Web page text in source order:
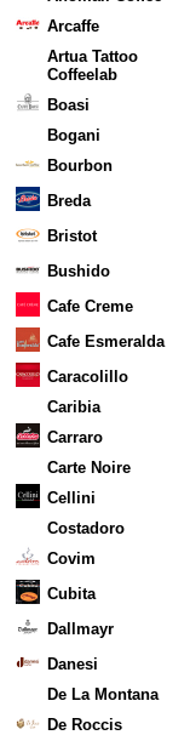
Arcaffe
Artua Tattoo
Coffeelab
Boasi
Bogani
Bourbon
Breda
Bristot
Bushido
Cafe Creme
Cafe Esmeralda
Caracolillo
Caribia
Carraro
Carte Noire
Cellini
Costadoro
Covim
Cubita
Dallmayr
Danesi
De La Montana
De Roccis